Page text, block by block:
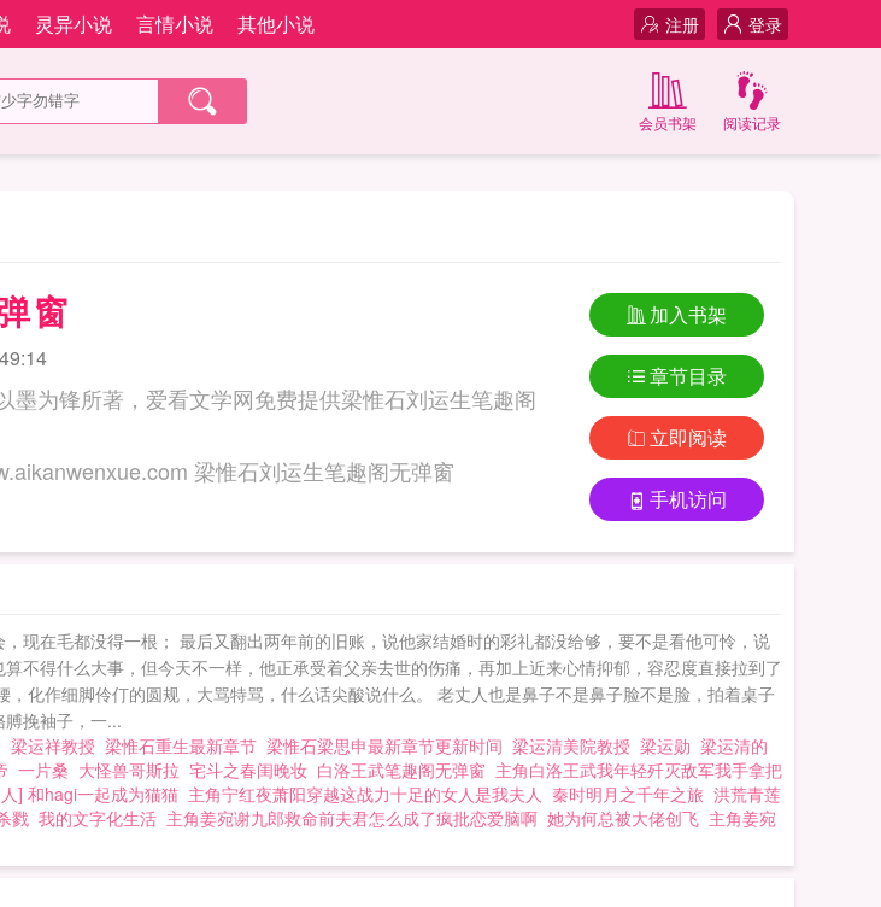
灵异小说 言情小说 其他小说 登录
注册
阅读记录
会员书架
窗
墨为锋所著，爱看文学网免费提供梁惟石刘运生笔趣阁
三秒记住本站：爱看文学网 网址：www.aikanwenxue.com 梁惟石刘运生笔趣阁无弹窗
加入书架
章节目录
立即阅读
手机访问
现在毛都没得一根； 最后又翻出两年前的旧账，说他家结婚时的彩礼都没给够，要不是看他可怜，说
不得什么大事，但今天不一样，他正承受着父亲去世的伤痛，再加上近来心情抑郁，容忍度直接拉到了
化作细脚伶仃的圆规，大骂特骂，什么话尖酸说什么。 老丈人也是鼻子不是鼻子脸不是脸，拍着桌子
挽袖子，一...
梁运祥教授 梁惟石重生最新章节 梁惟石梁思申最新章节更新时间 梁运清美院教授 梁运勋 梁运清的
一片桑 大怪兽哥斯拉 宅斗之春闺晚妆 白洛王武笔趣阁无弹窗 主角白洛王武我年轻歼灭敌军我手拿把
] 和hagi一起成为猫猫 主角宁红夜萧阳穿越这战力十足的女人是我夫人 秦时明月之千年之旅 洪荒青莲
戮 我的文字化生活 主角姜宛谢九郎救命前夫君怎么成了疯批恋爱脑啊 她为何总被大佬创飞 主角姜宛